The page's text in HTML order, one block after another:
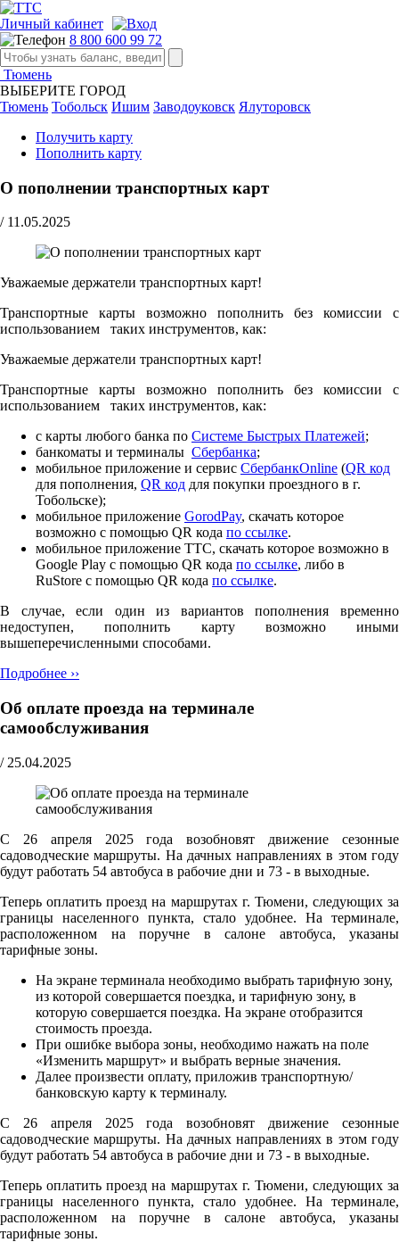
Личный кабинет
8 800 600 99 72
Тюмень
ВЫБЕРИТЕ ГОРОД
Тюмень Тобольск Ишим Заводоуковск Ялуторовск
Получить карту
Пополнить карту
О пополнении транспортных карт
/ 11.05.2025
Уважаемые держатели транспортных карт!
Транспортные карты возможно пополнить без комиссии с
использованием таких инструментов, как:
Уважаемые держатели транспортных карт!
Транспортные карты возможно пополнить без комиссии с
использованием таких инструментов, как:
с карты любого банка по Cистеме Быстрых Платежей;
банкоматы и терминалы Сбербанка;
мобильное приложение и сервис СбербанкOnline (QR код
для пополнения, QR код для покупки проездного в г.
Тобольске);
мобильное приложение GorodPay, скачать которое
возможно с помощью QR кода по ссылке.
мобильное приложение ТТС, скачать которое возможно в
Google Play с помощью QR кода по ссылке, либо в
RuStore с помощью QR кода по ссылке.
В случае, если один из вариантов пополнения временно
недоступен, пополнить карту возможно иными
вышеперечисленными способами.
Подробнее ››
Об оплате проезда на терминале
самообслуживания
/ 25.04.2025
С 26 апреля 2025 года возобновят движение сезонные
садоводческие маршруты. На дачных направлениях в этом году
будут работать 54 автобуса в рабочие дни и 73 - в выходные.
Теперь оплатить проезд на маршрутах г. Тюмени, следующих за
границы населенного пункта, стало удобнее. На терминале,
расположенном на поручне в салоне автобуса, указаны
тарифные зоны.
На экране терминала необходимо выбрать тарифную зону,
из которой совершается поездка, и тарифную зону, в
которую совершается поездка. На экране отобразится
стоимость проезда.
При ошибке выбора зоны, необходимо нажать на поле
«Изменить маршрут» и выбрать верные значения.
Далее произвести оплату, приложив транспортную/
банковскую карту к терминалу.
С 26 апреля 2025 года возобновят движение сезонные
садоводческие маршруты. На дачных направлениях в этом году
будут работать 54 автобуса в рабочие дни и 73 - в выходные.
Теперь оплатить проезд на маршрутах г. Тюмени, следующих за
границы населенного пункта, стало удобнее. На терминале,
расположенном на поручне в салоне автобуса, указаны
тарифные зоны.